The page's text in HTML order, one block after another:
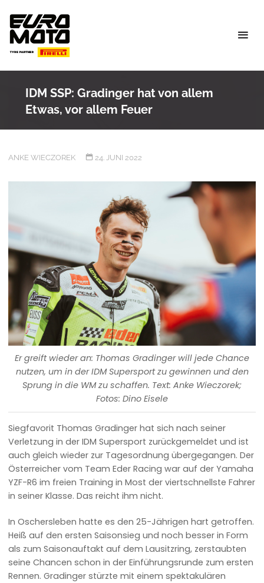
content
IDM SSP: Gradinger hat von allem
Etwas, vor allem Feuer
ANKE WIECZOREK 24. JUNI 2022
Er greift wieder an: Thomas Gradinger will jede Chance
nutzen, um in der IDM Supersport zu gewinnen und den
Sprung in die WM zu schaffen. Text: Anke Wieczorek;
Fotos: Dino Eisele
Siegfavorit Thomas Gradinger hat sich nach seiner
Verletzung in der IDM Supersport zurückgemeldet und ist
auch gleich wieder zur Tagesordnung übergegangen. Der
Österreicher vom Team Eder Racing war auf der Yamaha
YZF-R6 im freien Training in Most der viertschnellste Fahrer
in seiner Klasse. Das reicht ihm nicht.
In Oschersleben hatte es den 25-Jährigen hart getroffen.
Heiß auf den ersten Saisonsieg und noch besser in Form
als zum Saisonauftakt auf dem Lausitzring, zerstaubten
seine Chancen schon in der Einführungsrunde zum ersten
Rennen. Gradinger stürzte mit einem spektakulären